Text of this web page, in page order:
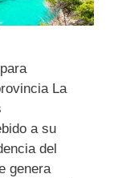
La
a su
del
genera